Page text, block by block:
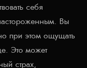
себя
Вы
при этом ощущать
Это может
страх,